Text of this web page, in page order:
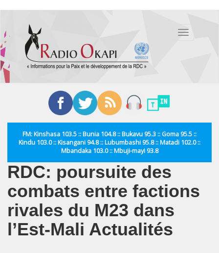
contenu
principal
Toggle
FM: Kinshasa 103.5 :: Bunia 104.8 :: Bukavu 95.3 :: Goma 95.5 ::
Kindu 103.0 :: Kisangani 94.8 :: Lubumbashi 95.8 :: Matadi 102.0 ::
Mbandaka 103.0 :: Mbuji-mayi 93.8
RDC: poursuite des
combats entre factions
rivales du M23 dans
l’Est-Mali Actualités